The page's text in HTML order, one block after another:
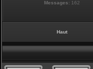
Messages: 162
Haut